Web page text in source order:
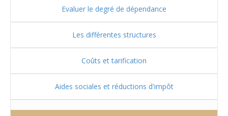
Evaluer le degré de dépendance
Les différentes structures
Coûts et tarification
Aides sociales et réductions d'impôt